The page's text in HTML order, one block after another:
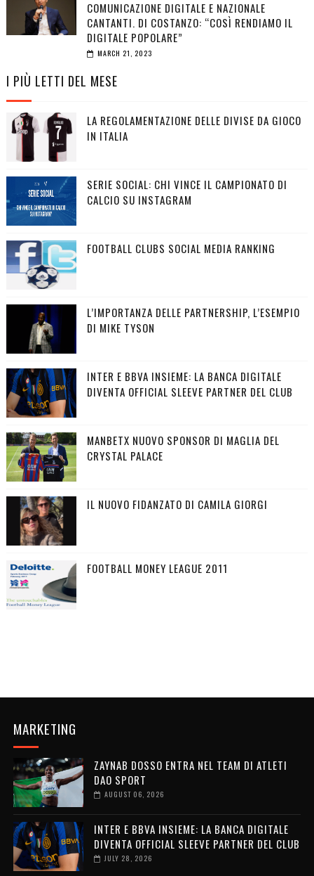
COMUNICAZIONE DIGITALE E NAZIONALE
CANTANTI. DI COSTANZO: “COSÌ RENDIAMO IL
DIGITALE POPOLARE”
MARCH 21, 2023
I PIÙ LETTI DEL MESE
LA REGOLAMENTAZIONE DELLE DIVISE DA GIOCO
IN ITALIA
SERIE SOCIAL: CHI VINCE IL CAMPIONATO DI
CALCIO SU INSTAGRAM
FOOTBALL CLUBS SOCIAL MEDIA RANKING
L’IMPORTANZA DELLE PARTNERSHIP, L’ESEMPIO
DI MIKE TYSON
INTER E BBVA INSIEME: LA BANCA DIGITALE
DIVENTA OFFICIAL SLEEVE PARTNER DEL CLUB
MANBETX NUOVO SPONSOR DI MAGLIA DEL
CRYSTAL PALACE
IL NUOVO FIDANZATO DI CAMILA GIORGI
FOOTBALL MONEY LEAGUE 2011
MARKETING
ZAYNAB DOSSO ENTRA NEL TEAM DI ATLETI
DAO SPORT
AUGUST 06, 2026
INTER E BBVA INSIEME: LA BANCA DIGITALE
DIVENTA OFFICIAL SLEEVE PARTNER DEL CLUB
JULY 28, 2026